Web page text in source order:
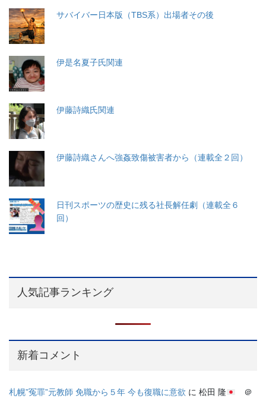
サバイバー日本版（TBS系）出場者その後
伊是名夏子氏関連
伊藤詩織氏関連
伊藤詩織さんへ強姦致傷被害者から（連載全２回）
日刊スポーツの歴史に残る社長解任劇（連載全６
回）
人気記事ランキング
新着コメント
札幌”冤罪”元教師 免職から５年 今も復職に意欲 に 松田 隆
＠